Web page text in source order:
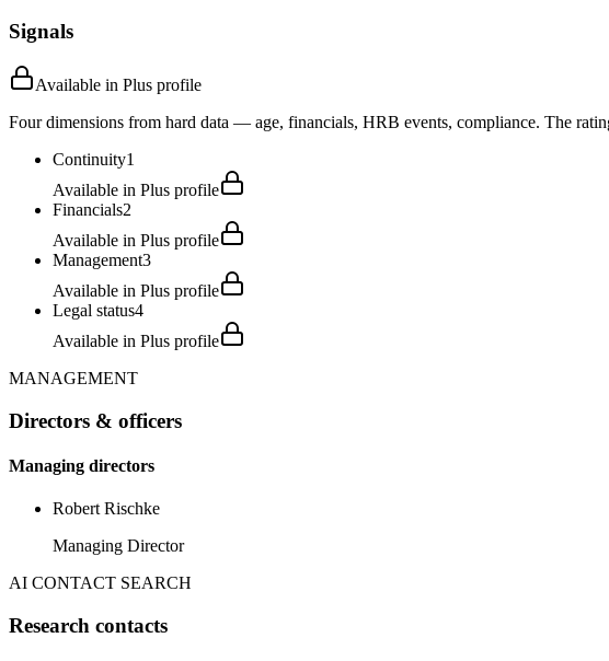
Signals
Available in Plus profile
Four dimensions from hard data — age, financials, HRB events, compliance. The
Continuity1
Available in Plus profile
Financials2
Available in Plus profile
Management3
Available in Plus profile
Legal status4
Available in Plus profile
MANAGEMENT
Directors & officers
Managing directors
Robert Rischke
Managing Director
AI CONTACT SEARCH
Research contacts